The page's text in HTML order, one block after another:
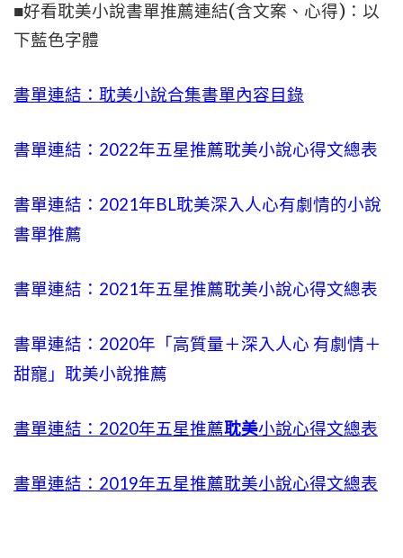
■好看耽美小說書單推薦連結(含文案、心得)：以
下藍色字體
書單連結：耽美小說合集書單內容目錄
書單連結：2022年五星推薦耽美小說心得文總表
書單連結：2021年BL耽美深入人心有劇情的小說
書單推薦
書單連結：2021年五星推薦耽美小說心得文總表
書單連結：2020年「高質量＋深入人心 有劇情＋
甜寵」耽美小說推薦
書單連結：2020年五星推薦耽美小說心得文總表
書單連結：2019年五星推薦耽美小說心得文總表